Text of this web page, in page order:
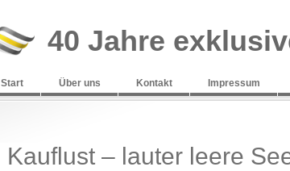
40 Jahre
Start Über uns Kontakt Impressum
Kauflust – lauter leere